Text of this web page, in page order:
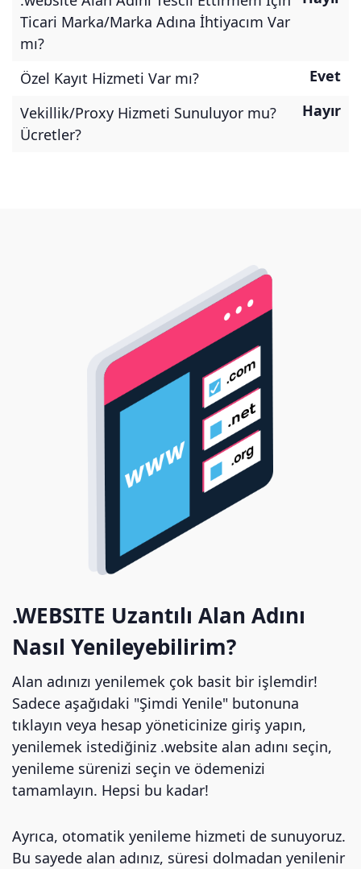
Ticari Marka/Marka Adına İhtiyacım Var
mı?
Özel Kayıt Hizmeti Var mı?
Evet
Vekillik/Proxy Hizmeti Sunuluyor mu?
Ücretler?
Hayır
.WEBSITE Uzantılı Alan Adını
Nasıl Yenileyebilirim?
Alan adınızı yenilemek çok basit bir işlemdir!
Sadece aşağıdaki "Şimdi Yenile" butonuna
tıklayın veya hesap yöneticinize giriş yapın,
yenilemek istediğiniz .website alan adını seçin,
yenileme sürenizi seçin ve ödemenizi
tamamlayın. Hepsi bu kadar!
Ayrıca, otomatik yenileme hizmeti de sunuyoruz.
Bu sayede alan adınız, süresi dolmadan yenilenir